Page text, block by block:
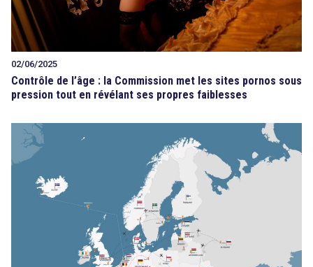
02/06/2025
Contrôle de l’âge : la Commission met les sites pornos sous
pression tout en révélant ses propres faiblesses